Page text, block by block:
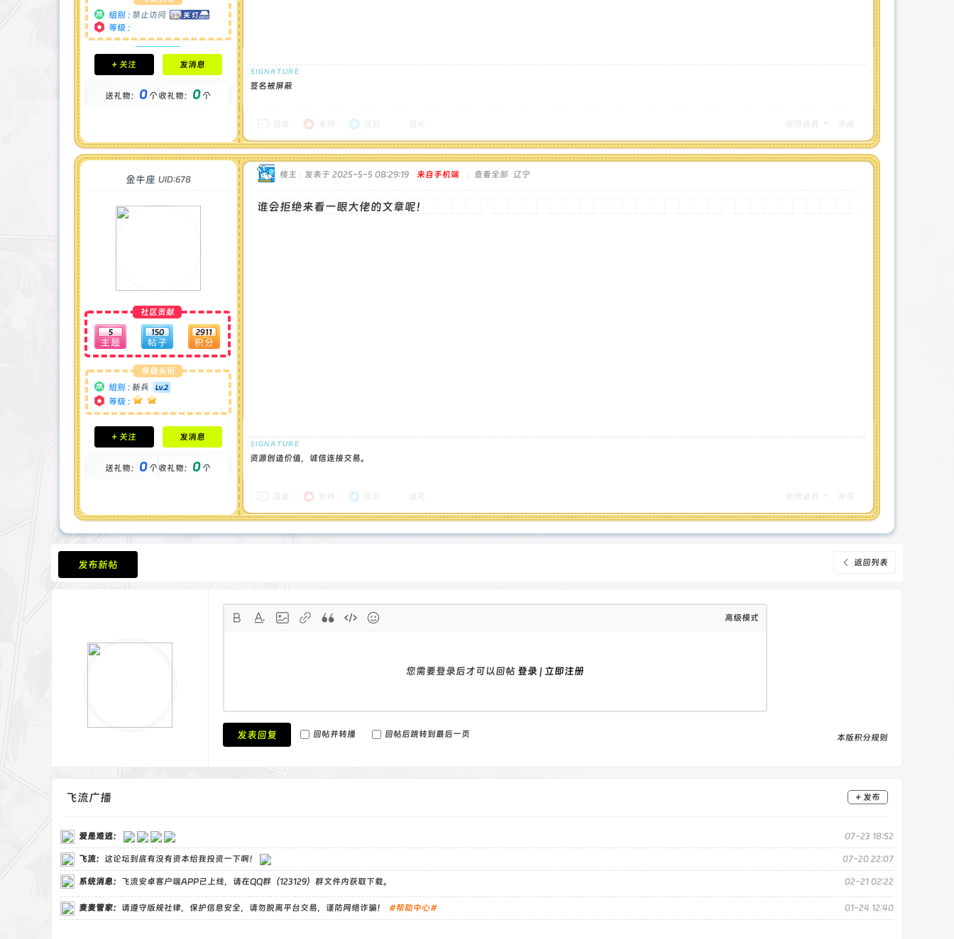
组别 : 禁止访问
等级 :
积分成就
钻石 : 0 颗
金币 : 0 枚
+ 关注 发消息
送礼物： 0个收礼物： 0个
签名被屏蔽
金牛座 UID:678
社区贡献
5 150 2911
等级头衔
组别 : 新兵
等级 :
积分成就
钻石 : 0 颗
金币 : 0 枚
+ 关注 发消息
送礼物： 0个收礼物： 0个
楼主 发表于 2025-5-5 08:29:19 来自手机端 查看全部 辽宁
谁会拒绝来看一眼大佬的文章呢！
资源创造价值，诚信连接交易。
返回列表
发布新帖
高级模式
您需要登录后才可以回帖 登录 | 立即注册
发表回复 回帖并转播 回帖后跳转到最后一页 本版积分规则
飞流广播 + 发布
爱是难逃： 07-23 18:52
飞流： 这论坛到底有没有资本给我投资一下啊！ 07-20 22:07
系统消息： 飞流安卓客户端APP已上线，请在QQ群（123129）群文件内获取下载。 02-21 02:22
麦麦管家： 请遵守版规社律，保护信息安全，请勿脱离平台交易，谨防网络诈骗！ #帮助中心# 01-24 12:40